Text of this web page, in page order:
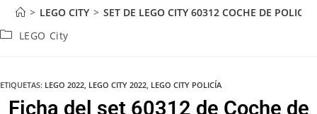
> LEGO CITY > SET DE LEGO CITY 60312 COCHE DE POLICÍA
LEGO City
ETIQUETAS: LEGO 2022, LEGO CITY 2022, LEGO CITY POLICÍA
Ficha del set 60312 de Coche de